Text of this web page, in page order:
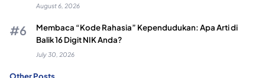
August 6, 2026
Membaca “Kode Rahasia” Kependudukan: Apa Arti di
Balik 16 Digit NIK Anda?
July 30, 2026
Other Posts